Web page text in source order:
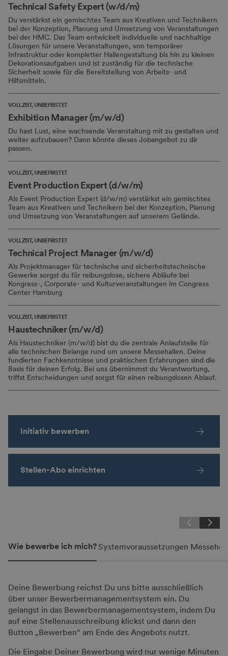
Technical Safety Expert (w/d/m)
Du verstärkst ein gemischtes Team aus Kreativen und Technikern
bei der Konzeption, Planung und Umsetzung von Veranstaltungen
bei der HMC. Das Team entwickelt individuelle und nachhaltige
Lösungen für unsere Veranstaltungen, von temporärer
Infrastruktur oder kompletter Hallengestaltung bis hin zu kleinen
Dekorationsaufgaben und ist zuständig für die technische
Sicherheit sowie für die Bereitstellung von Arbeits- und
Hilfsmitteln.
VOLLZEIT, UNBEFRISTET
Exhibition Manager (m/w/d)
Du hast Lust, eine wachsende Veranstaltung mit zu gestalten und
weiter aufzubauen? Dann könnte dieses Jobangebot zu dir
passen.
VOLLZEIT, UNBEFRISTET
Event Production Expert (d/w/m)
Als Event Production Expert (d/w/m) verstärkst ein gemischtes
Team aus Kreativen und Technikern bei der Konzeption, Planung
und Umsetzung von Veranstaltungen auf unserem Gelände.
VOLLZEIT, UNBEFRISTET
Technical Project Manager (m/w/d)
Als Projektmanager für technische und sicherheitstechnische
Gewerke sorgst du für reibungslose, sichere Abläufe bei
Kongress-, Corporate- und Kulturveranstaltungen im Congress
Center Hamburg
VOLLZEIT, UNBEFRISTET
Haustechniker (m/w/d)
Als Haustechniker (m/w/d) bist du die zentrale Anlaufstelle für
alle technischen Belange rund um unsere Messehallen. Deine
fundierten Fachkenntnisse und praktischen Erfahrungen sind die
Basis für deinen Erfolg. Bei uns übernimmst du Verantwortung,
triffst Entscheidungen und sorgst für einen reibungslosen Ablauf.
Initiativ bewerben
Stellen-Abo einrichten
Wie bewerbe ich mich? Systemvoraussetzungen
Deine Bewerbung reichst Du uns bitte ausschließlich
über unser Bewerbermanagementsystem ein. Du
gelangst in das Bewerbermanagementsystem, indem Du
auf eine Stellenausschreibung klickst und dann den
Button „Bewerben“ am Ende des Angebots nutzt.
Die Eingabe Deiner Bewerbung wird nur wenige Minuten